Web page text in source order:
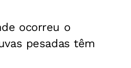
ocorreu o
pesadas têm